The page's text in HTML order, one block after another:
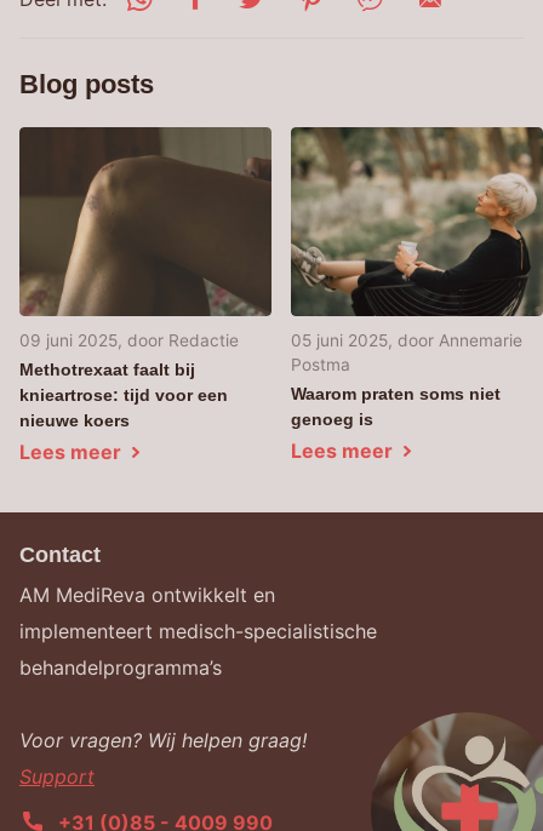
Blog posts
09 juni 2025, door Redactie
Methotrexaat faalt bij
knieartrose: tijd voor een
nieuwe koers
Lees meer
05 juni 2025, door Annemarie
Postma
Waarom praten soms niet
genoeg is
Lees meer
Contact
AM MediReva ontwikkelt en
implementeert medisch-specialistische
behandelprogramma’s
Voor vragen? Wij helpen graag!
Support
+31 (0)85 - 4009 990